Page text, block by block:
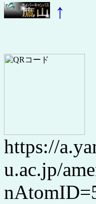
↑
https://
u.ac.jp/